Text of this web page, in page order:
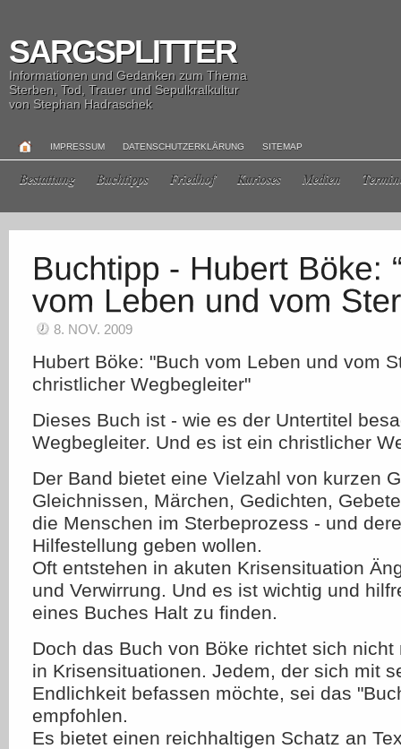
SARGSPLITTER
Informationen und Gedanken zum Thema
Sterben, Tod, Trauer und Sepulkralkultur
von Stephan Hadraschek
IMPRESSUM DATENSCHUTZERKLÄRUNG SITEMAP
Bestattung Buchtipps Friedhof Kurioses Medien
8. NOV. 2009
Hubert Böke: "Buch vom Leben und vom
christlicher Wegbegleiter"
Dieses Buch ist - wie es der Untertitel
Wegbegleiter. Und es ist ein christlicher
Der Band bietet eine Vielzahl von kurzen
Gleichnissen, Märchen, Gedichten,
die Menschen im Sterbeprozess - und
Hilfestellung geben wollen.
Oft entstehen in akuten Krisensituation
und Verwirrung. Und es ist wichtig und
eines Buches Halt zu finden.
Doch das Buch von Böke richtet sich
in Krisensituationen. Jedem, der sich mit
Endlichkeit befassen möchte, sei das
empfohlen.
Es bietet einen reichhaltigen Schatz an